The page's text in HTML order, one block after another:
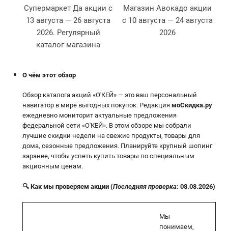
Супермаркет Да акции с
13 августа — 26 августа
2026. Регулярный
каталог магазина
Магазин Авокадо акции
с 10 августа — 24 августа
2026
О чём этот обзор
Обзор каталога акций «О'КЕЙ» — это ваш персональный
навигатор в мире выгодных покупок. Редакция моСкидка.ру
ежедневно мониторит актуальные предложения
федеральной сети «О'КЕЙ». В этом обзоре мы собрали
лучшие скидки недели на свежие продукты, товары для
дома, сезонные предложения. Планируйте крупный шопинг
заранее, чтобы успеть купить товары по специальным
акционным ценам.
🔍 Как мы проверяем акции (Последняя проверка: 08.08.2026)
Мы
понимаем,